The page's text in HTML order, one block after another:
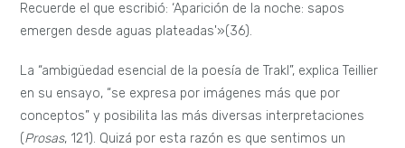
Recuerde el que escribió: ‘Aparición de la noche: sapos
emergen desde aguas plateadas'»(36).
La “ambigüedad esencial de la poesía de Trakl”, explica Teillier
en su ensayo, “se expresa por imágenes más que por
conceptos” y posibilita las más diversas interpretaciones
(Prosas, 121). Quizá por esta razón es que sentimos un